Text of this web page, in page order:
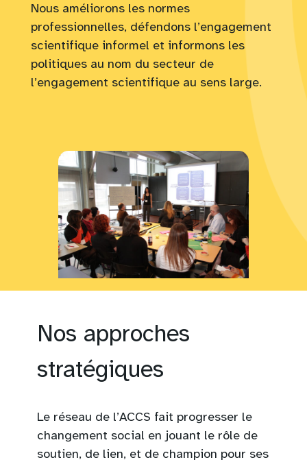
Nous améliorons les normes
professionnelles, défendons l’engagement
scientifique informel et informons les
politiques au nom du secteur de
l’engagement scientifique au sens large.
Nos approches
stratégiques
Le réseau de l’ACCS fait progresser le
changement social en jouant le rôle de
soutien, de lien, et de champion pour ses